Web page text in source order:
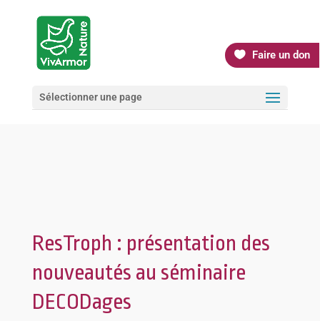
Faire un don
Sélectionner une page
ResTroph : présentation des
nouveautés au séminaire
DECODages